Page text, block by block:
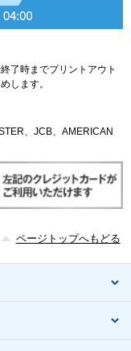
了時までプリントアウト
します。
、JCB、AMERICAN
ページトップへもどる